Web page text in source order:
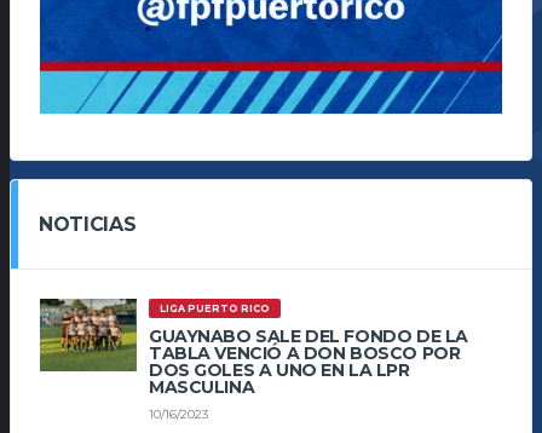
NOTICIAS
LIGA PUERTO RICO
GUAYNABO SALE DEL FONDO DE LA
TABLA VENCIÓ A DON BOSCO POR
DOS GOLES A UNO EN LA LPR
MASCULINA
10/16/2023